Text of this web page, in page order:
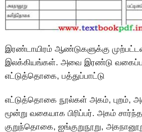
இரண்டாயிரம் ஆண்டுகளுக்கு
இலக்கியங்கள். அவை இரண்டு
எட்டுத்தொகை, பத்துப்பாட்டு
எட்டுத்தொகை நூல்கள் அகம், புறம்,
மூன்று வகையாக பிரிப்பர். அகம்
குறுந்தொகை, ஐங்குறுநூறு,